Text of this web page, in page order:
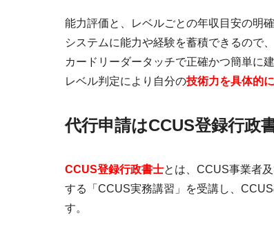
能力評価と、レベルごとの年収目安の明
システムに能力や経験を蓄積できるので
カードリーダータッチで正確かつ簡単に
レベル判定により自分の技術力を具体的
代行申請はCCUS登録行政
CCUS登録行政書士とは、CCUS事業者
する「CCUS実務講習」を受講し、
す。